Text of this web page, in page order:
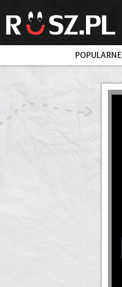
POPULARNE